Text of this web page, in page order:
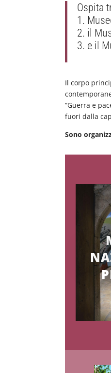
Ospita
il
e il
Il corpo
“Guerra e
fuori dalla
Sono